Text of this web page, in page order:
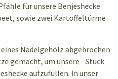
für unsere Benjeshecke
sowie zwei Kartoffeltürme
Nadelgehölz abgebrochen
gemacht, um unsere - Stück
aufzufüllen. In unser